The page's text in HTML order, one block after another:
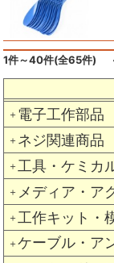
＋ 電子工作部品
＋ ネジ関連商品
＋ 工具・ケミカ
＋ メディア・ア
＋ 工作キット・
＋ ケーブル・ア
1件～40件(全65件)